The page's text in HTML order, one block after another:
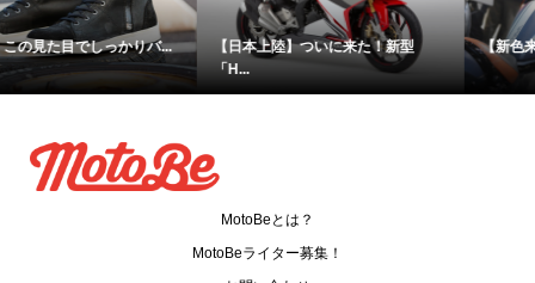
【日本上陸】ついに来た！新型
「H...
【新色来ちゃう？】ホンダブース...
MotoBeとは？
MotoBeライター募集！